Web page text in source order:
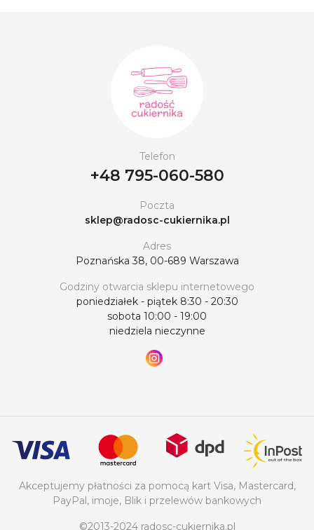
Telefon
+48 795-060-580
Poczta
sklep@radosc-cukiernika.pl
Adres
Poznańska 38, 00-689 Warszawa
Godziny otwarcia sklepu internetowego
poniedziałek - piątek 8:30 - 20:30
sobota 10:00 - 19:00
niedziela nieczynne
Akceptujemy płatności za pomocą kart Visa, Mastercard,
PayPal, imoje, Blik i przelewów bankowych
©2013-2024 radosc-cukiernika.pl